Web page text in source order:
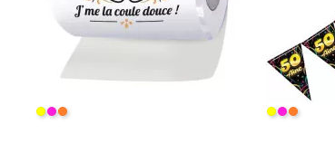
Jaune
RoseOrange Jaune
RoseOrange